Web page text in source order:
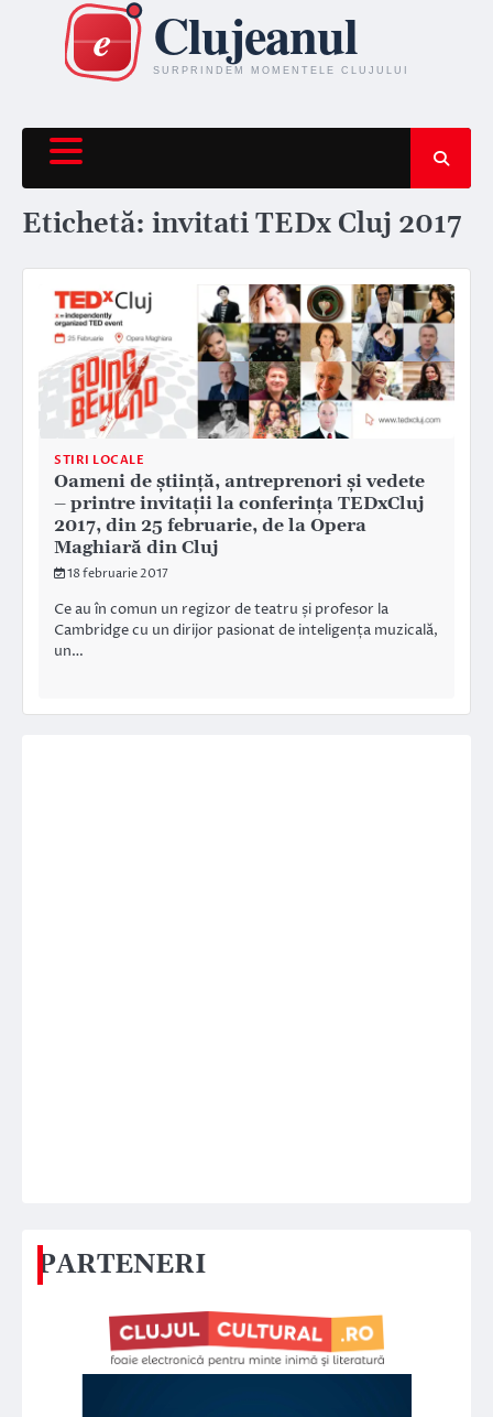
content
Etichetă: invitati TEDx Cluj 2017
STIRI LOCALE
Oameni de știință, antreprenori și vedete
– printre invitații la conferința TEDxCluj
2017, din 25 februarie, de la Opera
Maghiară din Cluj
18 februarie 2017
Ce au în comun un regizor de teatru și profesor la
Cambridge cu un dirijor pasionat de inteligența muzicală,
un…
PARTENERI